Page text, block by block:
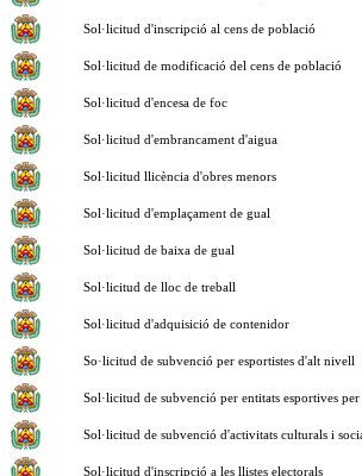
Sol·licitud d'inscripció al cens de població
Sol·licitud de modificació del cens de població
Sol·licitud d'encesa de foc
Sol·licitud d'embrancament d'aigua
Sol·licitud llicència d'obres menors
Sol·licitud d'emplaçament de gual
Sol·licitud de baixa de gual
Sol·licitud de lloc de treball
Sol·licitud d'adquisició de contenidor
So·licitud de subvenció per esportistes d'alt nivell
Sol·licitud de subvenció per entitats esportives
Sol·licitud de subvenció d'activitats culturals i
Sol·licitud d'inscripció a les llistes electorals